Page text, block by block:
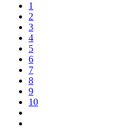
1
2
3
4
5
6
7
8
9
10